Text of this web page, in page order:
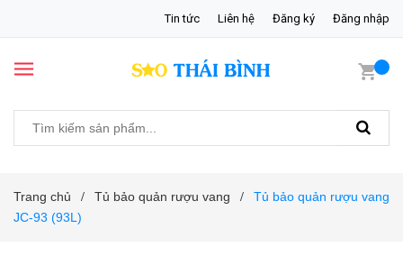
Tin tức Liên hệ Đăng ký Đăng nhập
Trang chủ / Tủ bảo quản rượu vang /
Tủ bảo quản rượu vang
JC-93 (93L)